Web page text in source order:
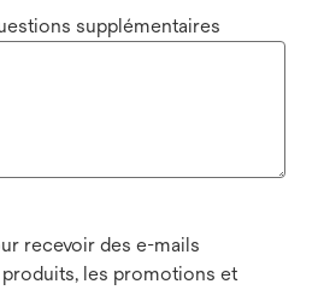
supplémentaires
recevoir des e-mails
les promotions et